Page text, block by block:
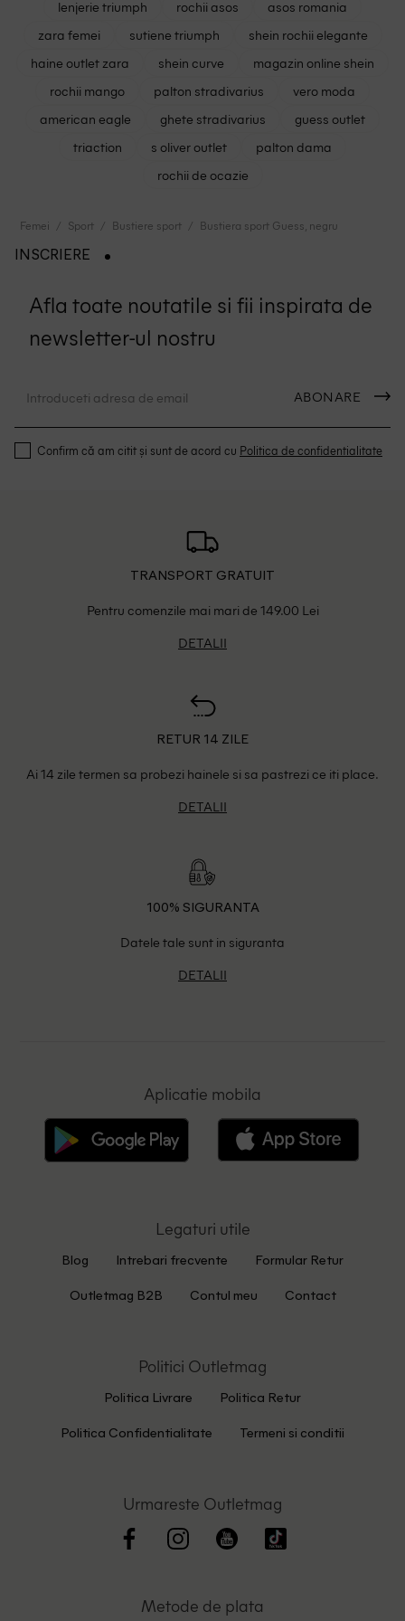
lenjerie triumph
rochii asos
asos romania
zara femei
sutiene triumph
shein rochii elegante
haine outlet zara
shein curve
magazin online shein
rochii mango
palton stradivarius
vero moda
american eagle
ghete stradivarius
guess outlet
triaction
s oliver outlet
palton dama
rochii de ocazie
Femei Sport Bustiere sport Bustiera sport Guess, negru
INSCRIERE
Afla toate noutatile si fii inspirata de
newsletter-ul nostru
ABONARE
Confirm că am citit și sunt de acord cu Politica de confidentialitate
TRANSPORT GRATUIT
Pentru comenzile mai mari de 149.00 Lei
DETALII
RETUR 14 ZILE
Ai 14 zile termen sa probezi hainele si sa pastrezi ce iti place.
DETALII
100% SIGURANTA
Datele tale sunt in siguranta
DETALII
Aplicatie mobila
Legaturi utile
Blog Intrebari frecvente Formular Retur
Outletmag B2B Contul meu Contact
Politici Outletmag
Politica Livrare Politica Retur
Politica Confidentialitate Termeni si conditii
Urmareste Outletmag
Metode de plata